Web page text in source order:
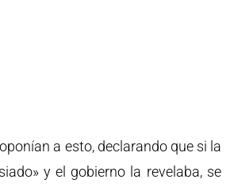
a esto, declarando que si la
y el gobierno la revelaba, se